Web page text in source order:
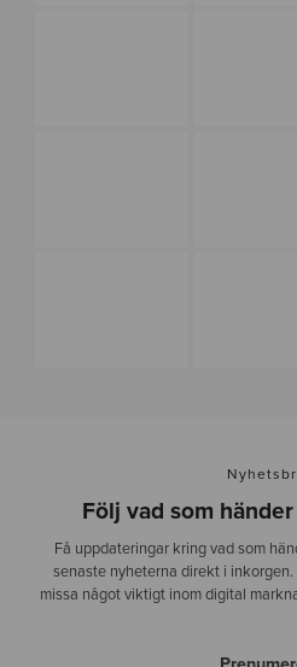
Följ vad som
Få uppdateringar kring vad som
senaste nyheterna direkt i
missa något viktigt inom digital